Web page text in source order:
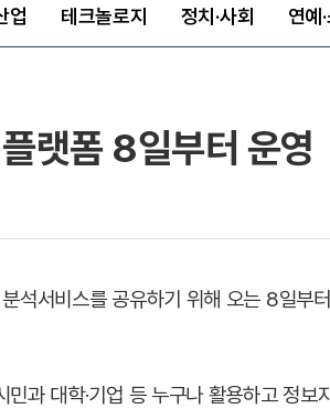
업 테크놀로지 정치·사회 연예
랫폼 8일부터 운영
석서비스를 공유하기 위해 오는 8일부
과 대학·기업 등 누구나 활용하고 정보